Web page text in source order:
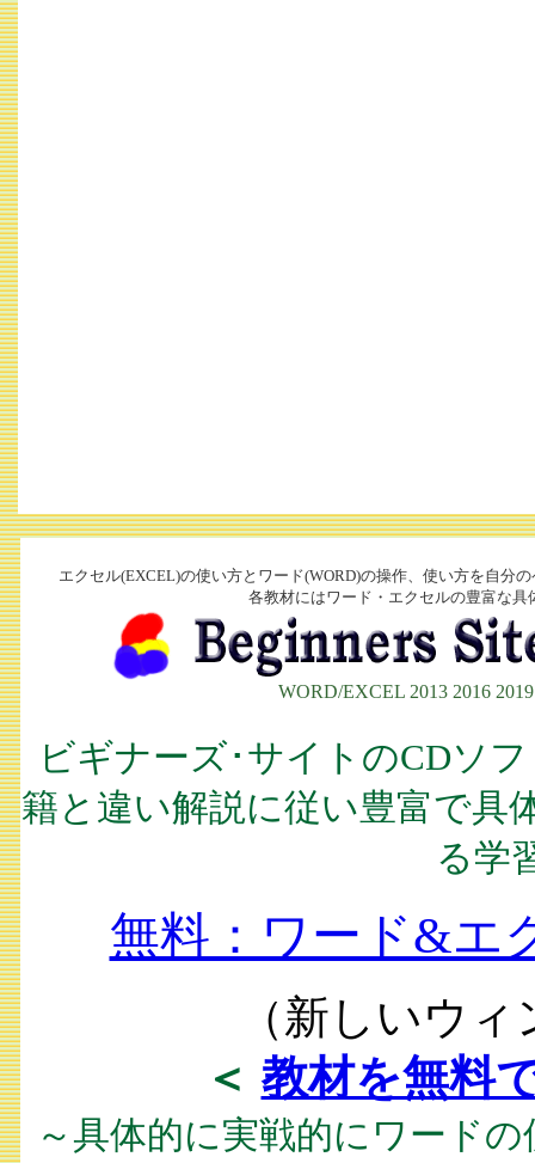
エクセル(EXCEL)の使い方とワード(WORD)の操作、使い方を自分
各教材にはワード・エクセルの豊富な具
WORD/EXCEL 2013 2016
ビギナーズ･サイトのCDソ
籍と違い解説に従い豊富で具
る学
無料：ワード&エ
（新しいウ
＜教材を無料
～具体的に実戦的にワード